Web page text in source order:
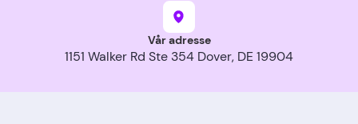
Vår adresse
1151 Walker Rd Ste 354 Dover, DE 19904